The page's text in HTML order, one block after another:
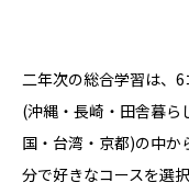
二年次の総合学習は、6
(沖縄・長崎・田舎暮ら
国・台湾・京都)の中か
分で好きなコースを選